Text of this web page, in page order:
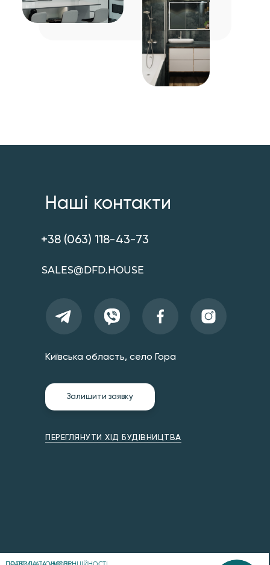
Наші контакти
Київська область, село Гора
+38 (063) 118-43-73
SALES@DFD.HOUSE
Залишити заявку
ПЕРЕГЛЯНУТИ ХІД БУДІВНИЦТВА